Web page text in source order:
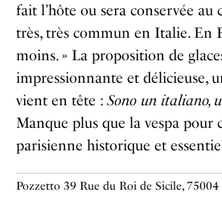
fait l’hôte ou sera conservée au
très, très commun en Italie. En
moins. » La proposition de
impressionnante et délicieuse,
vient en tête : Sono un italiano,
Manque plus que la vespa pour
parisienne historique et
Pozzetto 39 Rue du Roi de Sicile, 75004